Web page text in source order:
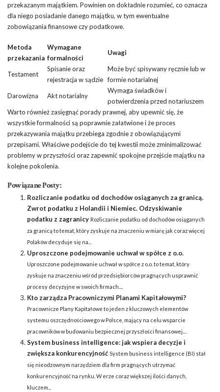
przekazanym majątkiem. Powinien on dokładnie rozumieć, co oznacza
dla niego posiadanie danego majątku, w tym ewentualne
zobowiązania finansowe czy podatkowe.
Metoda
przekazania
Wymagane
formalności
Uwagi
Testament
Spisanie oraz
rejestracja w sądzie
Może być spisywany ręcznie lub w
formie notarialnej
Darowizna Akt notarialny
Wymaga świadków i
potwierdzenia przed notariuszem
Warto również zasięgnąć porady prawnej, aby upewnić się, że
wszystkie formalności są poprawnie załatwione i że proces
przekazywania majątku przebiega zgodnie z obowiązującymi
przepisami. Właściwe podejście do tej kwestii może zminimalizować
problemy w przyszłości oraz zapewnić spokojne przejście majątku na
kolejne pokolenia.
Powiązane Posty:
Rozliczanie podatku od dochodów osiąganych za granicą.
Zwrot podatku z Holandii i Niemiec. Odzyskiwanie
podatku z zagranicy Rozliczanie podatku od dochodów osiąganych
za granicą to temat, który zyskuje na znaczeniu w miarę jak coraz więcej
Polaków decyduje się na...
Uproszczone podejmowanie uchwał w spółce z o.o.
Uproszczone podejmowanie uchwał w spółce z o.o. to temat, który
zyskuje na znaczeniu wśród przedsiębiorców pragnących usprawnić
procesy decyzyjne w swoich firmach....
Kto zarządza Pracowniczymi Planami Kapitałowymi?
Pracownicze Plany Kapitałowe to jeden z kluczowych elementów
systemu oszczędnościowego w Polsce, mający na celu wsparcie
pracowników w budowaniu bezpiecznej przyszłości finansowej....
System business intelligence: jak wspiera decyzje i
zwiększa konkurencyjność System business intelligence (BI) stał
się nieodzownym narzędziem dla firm pragnących utrzymać
konkurencyjność na rynku. W erze coraz większej ilości danych,
kluczem...